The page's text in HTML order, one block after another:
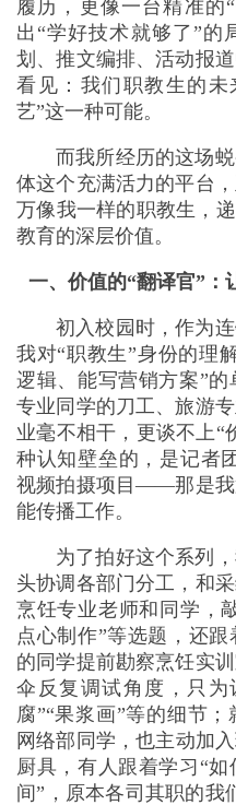
履历，更像一台精准
出“学好技术就够了”的
划、推文编排、活动报
看见：我们职教生的
艺”这一种可能。
而我所经历的这场
体这个充满活力的平台
万像我一样的职教生，
教育的深层价值。
一、价值的“翻译官”：
初入校园时，作为
我对“职教生”身份的理
逻辑、能写营销方案”
专业同学的刀工、旅游
业毫不相干，更谈不上“
种认知壁垒的，是记者
视频拍摄项目——那是我
能传播工作。
为了拍好这个系列
头协调各部门分工，和
烹饪专业老师和同学，
点心制作”等选题，还
的同学提前勘察烹饪实
伞反复调试角度，只
腐”“果浆画”等的细节
网络部同学，也主动加
厨具，有人跟着学习“
间”，原本各司其职的我